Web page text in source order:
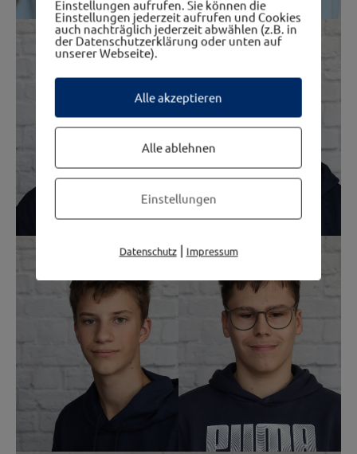
Einstellungen aufrufen. Sie können die
Einstellungen jederzeit aufrufen und Cookies
auch nachträglich jederzeit abwählen (z.B. in
der Datenschutzerklärung oder unten auf
unserer Webseite).
Alle akzeptieren
Alle ablehnen
Einstellungen
Datenschutz| Impressum